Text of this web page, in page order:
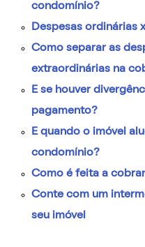
condomínio?
Despesas ordinárias
Como separar as
extraordinárias na
E se houver
pagamento?
E quando o imóvel
condomínio?
Como é feita a
Conte com um
seu imóvel